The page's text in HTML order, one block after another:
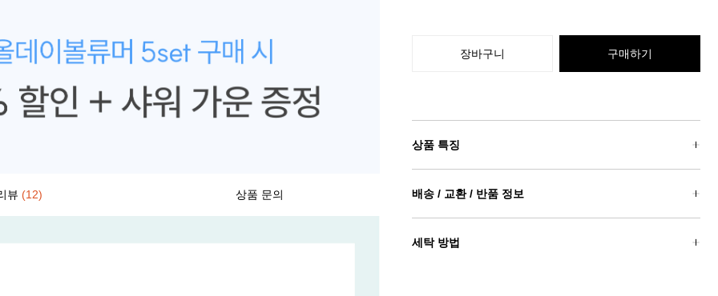
뷰 (12) 상품 문의
장바구니 구매하기
상품 특징
배송 / 교환 / 반품 정보
세탁 방법